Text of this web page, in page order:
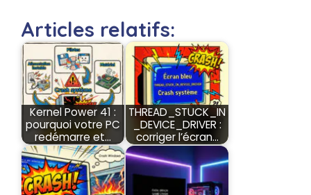
Articles relatifs:
Kernel Power 41 :
pourquoi votre PC
redémarre et…
THREAD_STUCK_IN
_DEVICE_DRIVER :
corriger l’écran…